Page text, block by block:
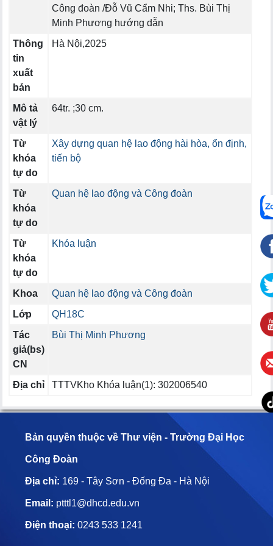
Công đoàn /Đỗ Vũ Cẩm Nhi; Ths. Bùi Thị
Minh Phương hướng dẫn
Thông
tin
xuất
bản
Hà Nội,2025
Mô tả
vật lý
64tr. ;30 cm.
Từ
khóa
tự do
Xây dựng quan hệ lao động hài hòa, ổn định,
tiến bộ
Từ
khóa
tự do
Quan hệ lao động và Công đoàn
Từ
khóa
tự do
Khóa luận
Khoa
Quan hệ lao động và Công đoàn
Lớp
QH18C
Tác
giả(bs)
CN
Bùi Thị Minh Phương
Địa chỉ TTTVKho Khóa luận(1): 302006540
Bản quyền thuộc về Thư viện - Trường Đại Học
Công Đoàn
Địa chỉ: 169 - Tây Sơn - Đống Đa - Hà Nội
Email: ptttl1@dhcd.edu.vn
Điện thoại: 0243 533 1241